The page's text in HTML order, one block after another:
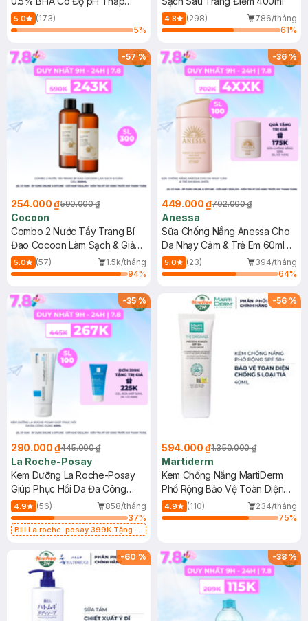
150ml
5.0
(173)
5%
4.8 (298)
786/tháng
61%
-57%
254.000 ₫590.000 ₫
Cocoon
Combo 2 Nước Tẩy Trang Bí
Đao Cocoon Làm Sạch & Giảm
Dầu 500ml
5.0 (57)
1.5k/tháng
94%
-36%
449.000 ₫702.000 ₫
Anessa
Sữa Chống Nắng Anessa Cho
Da Nhạy Cảm & Trẻ Em 60ml
(Mới)
5.0 (23)
394/tháng
64%
-35%
290.000 ₫445.000 ₫
La Roche-Posay
Kem Dưỡng La Roche-Posay
Giúp Phục Hồi Da Đa Công
Dụng 40ml
4.9 (56)
858/tháng
37%
Bill La roche-posay 399K Tặng
(SL có hạn)
-56 %
594.000 ₫1.350.000 ₫
Martiderm
Kem Chống Nắng MartiDerm
Phổ Rộng Bảo Vệ Toàn Diện
40ml
4.9 (110)
234/tháng
75%
-60 % -38%